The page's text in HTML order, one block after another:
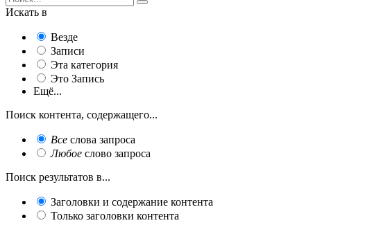
Искать в
Везде
Записи
Эта категория
Это Запись
Ещё...
Поиск контента, содержащего...
Все слова запроса
Любое слово запроса
Поиск результатов в...
Заголовки и содержание контента
Только заголовки контента